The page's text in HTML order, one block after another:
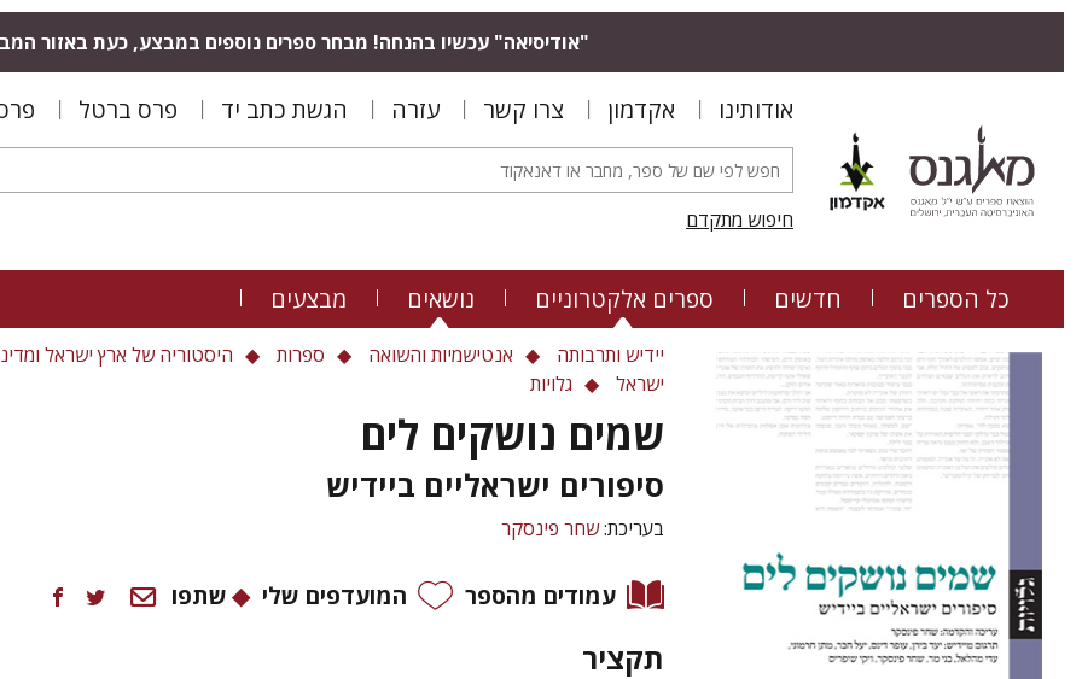
"אודיסיאה" עכשיו בהנחה! מבחר ספרים נוספים במבצע, כעת באזור
אודותינו אקדמון צרו קשר עזרה הגשת כתב יד פרס ברטל
חיפוש מתקדם
כל הספרים חדשים ספרים אלקטרוניים נושאים מבצעים
יידיש ותרבותה אנטישמיות והשואה ספרות
היסטוריה של ארץ ישראל
ישראל
גלויות
שמים נושקים לים
סיפורים ישראליים ביידיש
בעריכת:שחר פינסקר
עמודים מהספר המועדפים שלי שתפו
תקציר